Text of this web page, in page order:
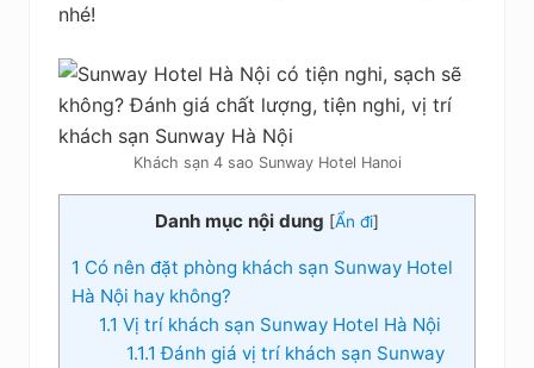
nhé!
Khách sạn 4 sao Sunway Hotel Hanoi
Danh mục nội dung [Ẩn đi]
1 Có nên đặt phòng khách sạn Sunway Hotel
Hà Nội hay không?
1.1 Vị trí khách sạn Sunway Hotel Hà Nội
1.1.1 Đánh giá vị trí khách sạn Sunway